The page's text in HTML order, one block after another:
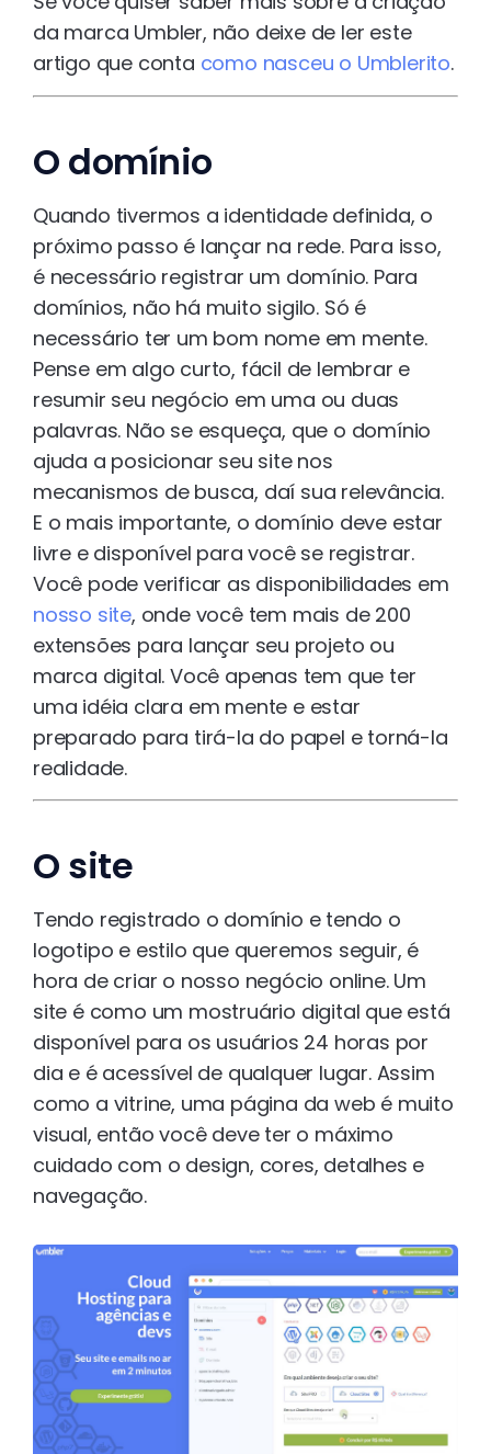
da marca Umbler, não deixe de ler este
artigo que conta como nasceu o Umblerito.
O domínio
Quando tivermos a identidade definida, o
próximo passo é lançar na rede. Para isso,
é necessário registrar um domínio. Para
domínios, não há muito sigilo. Só é
necessário ter um bom nome em mente.
Pense em algo curto, fácil de lembrar e
resumir seu negócio em uma ou duas
palavras. Não se esqueça, que o domínio
ajuda a posicionar seu site nos
mecanismos de busca, daí sua relevância.
E o mais importante, o domínio deve estar
livre e disponível para você se registrar.
Você pode verificar as disponibilidades em
nosso site, onde você tem mais de 200
extensões para lançar seu projeto ou
marca digital. Você apenas tem que ter
uma idéia clara em mente e estar
preparado para tirá-la do papel e torná-la
realidade.
O site
Tendo registrado o domínio e tendo o
logotipo e estilo que queremos seguir, é
hora de criar o nosso negócio online. Um
site é como um mostruário digital que está
disponível para os usuários 24 horas por
dia e é acessível de qualquer lugar. Assim
como a vitrine, uma página da web é muito
visual, então você deve ter o máximo
cuidado com o design, cores, detalhes e
navegação.